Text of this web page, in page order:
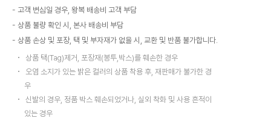
고객 변심일 경우, 왕복 배송비 고객 부담
상품 불량 확인 시, 본사 배송비 부담
상품 손상 및 포장, 택 및 부자재가 없을 시, 교환 및 반품 불가합니다.
상품 택(Tag)제거, 포장재(봉투,박스)를 훼손한 경우
오염 소지가 있는 밝은 컬러의 상품 착용 후, 재판매가 불가한 경
우
신발의 경우, 정품 박스 훼손되었거나, 실외 착화 및 사용 흔적이
있는 경우